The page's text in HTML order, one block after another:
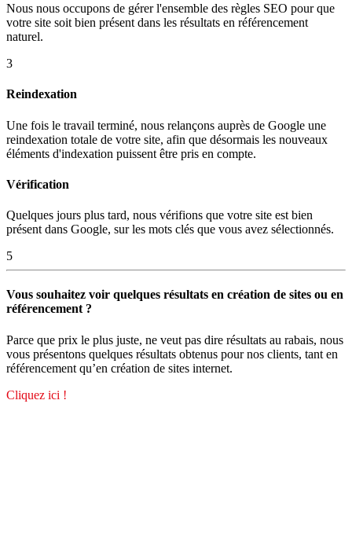
Nous nous occupons de gérer l'ensemble des règles SEO pour que
votre site soit bien présent dans les résultats en référencement
naturel.
3
Reindexation
Une fois le travail terminé, nous relançons auprès de Google une
reindexation totale de votre site, afin que désormais les nouveaux
éléments d'indexation puissent être pris en compte.
Vérification
Quelques jours plus tard, nous vérifions que votre site est bien
présent dans Google, sur les mots clés que vous avez sélectionnés.
5
Vous souhaitez voir quelques résultats en création de sites ou en
référencement ?
Parce que prix le plus juste, ne veut pas dire résultats au rabais, nous
vous présentons quelques résultats obtenus pour nos clients, tant en
référencement qu’en création de sites internet.
Cliquez ici !